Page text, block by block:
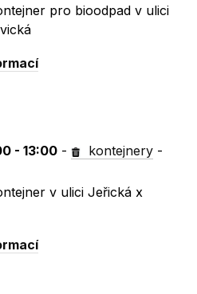
pro bioodpad v ulici
- 13:00 - kontejnery -
v ulici Jeřická x